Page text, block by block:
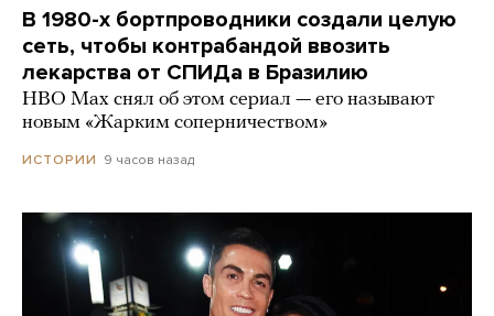
В 1980-х бортпроводники создали целую
сеть, чтобы контрабандой ввозить
лекарства от СПИДа в Бразилию
HBO Max снял об этом сериал — его называют
новым «Жарким соперничеством»
ИСТОРИИ 9 часов назад